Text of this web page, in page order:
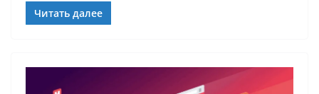
Читать далее